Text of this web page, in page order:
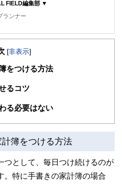
FIELD編集部 ▼
ランナー
は、金融、経済に関する記事を、日々
解できるようわかりやすく発信していま
や暮らし」に関する書籍・雑誌の編集経
立案から記事掲載まですべての工程に
ンナー、公認会計士、社会保険労務
アナリスト、キャリアコンサルタントな
金や税金、相続、保険、ローンなどの話
している点です。
[非表示]
をつける方法
るコツ
る必要はない
簿をつける方法
つとして、毎日つけ続けるのが
。特に手書きの家計簿の場合